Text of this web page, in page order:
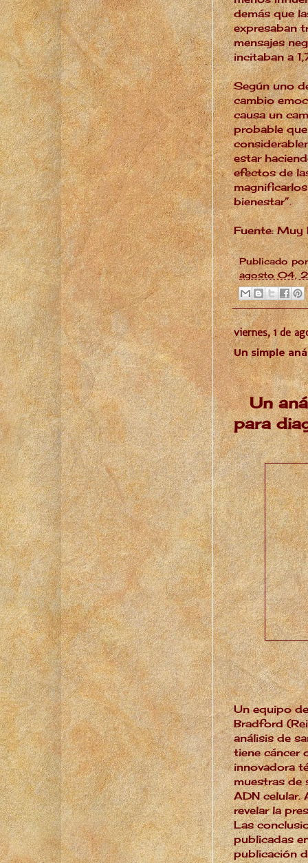
demás que
expresaban
mensajes
incitaban a
Según uno
cambio
causa un
probable
estar
efectos de
bienestar”.
Fuente:Muy
Publicado
agosto 04,
viernes, 1 de
Un simple
Un
para
Un equipo
Bradford
análisis de
tiene cáncer
innovadora
muestras de
ADN celular.
revelar la
Las
publicadas
publicación